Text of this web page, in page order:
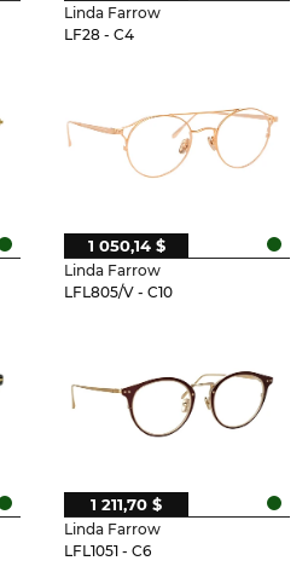
Linda Farrow
LF28 - C4
Linda Farrow
LFL805/V - C10
1 050,14 $
Linda Farrow
LFL1051 - C6
1 211,70 $